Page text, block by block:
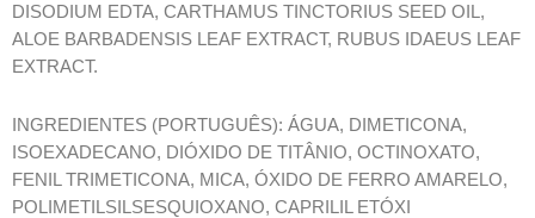
DISODIUM EDTA, CARTHAMUS TINCTORIUS SEED OIL,
ALOE BARBADENSIS LEAF EXTRACT, RUBUS IDAEUS LEAF
EXTRACT.
INGREDIENTES (PORTUGUÊS): ÁGUA, DIMETICONA,
ISOEXADECANO, DIÓXIDO DE TITÂNIO, OCTINOXATO,
FENIL TRIMETICONA, MICA, ÓXIDO DE FERRO AMARELO,
POLIMETILSILSESQUIOXANO, CAPRILIL ETÓXI